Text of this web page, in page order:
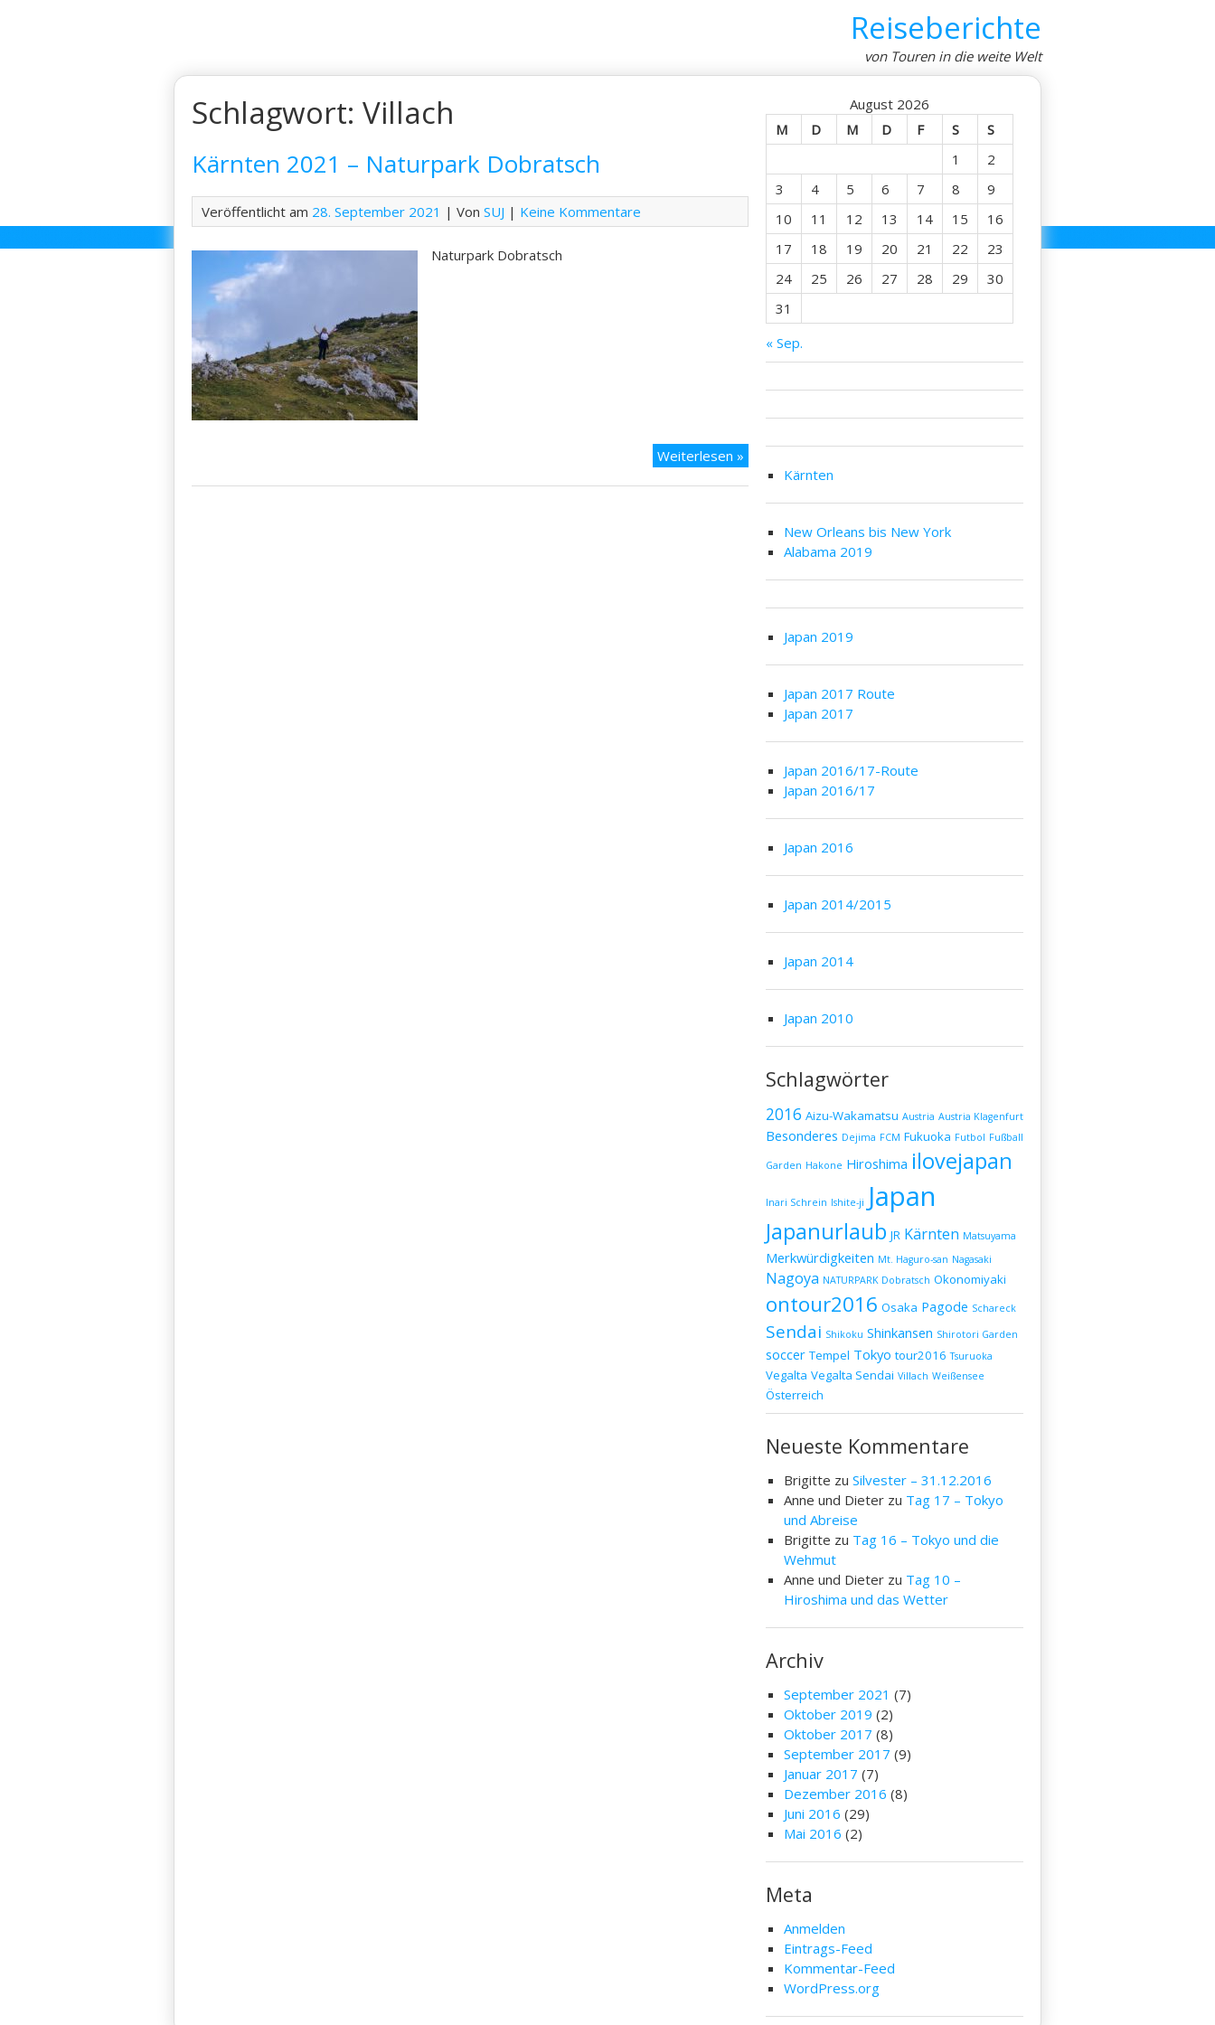
Reiseberichte
von Touren in die weite Welt
Schlagwort:Villach
Kärnten 2021 – Naturpark Dobratsch
Veröffentlicht am 28. September 2021 | VonSUJ | Keine Kommentare
Naturpark Dobratsch
Weiterlesen »
2021
Dobratsch
August 2026
M
D M D F S
S
1
2
3
4 5 6 7 8
9
10
11 12 13 14 15
16
17
18 19 20 21 22
23
24
25 26 27 28 29
30
31
« Sep.
Kärnten
New Orleans bis New York
Alabama 2019
Japan 2019
Japan 2017 Route
Japan 2017
Japan 2016/17-Route
Japan 2016/17
Japan 2016
Japan 2014/2015
Japan 2014
Japan 2010
Schlagwörter
2016 Aizu-Wakamatsu Austria Austria Klagenfurt
Besonderes Dejima FCM Fukuoka Futbol Fußball
Garden Hakone Hiroshima ilovejapan
Inari Schrein Ishite-ji Japan
Japanurlaub JR Kärnten Matsuyama
Merkwürdigkeiten Mt. Haguro-san Nagasaki
Nagoya NATURPARK Dobratsch Okonomiyaki
ontour2016 Osaka Pagode Schareck
Sendai Shikoku Shinkansen Shirotori Garden
soccer Tempel Tokyo tour2016 Tsuruoka
Vegalta Vegalta Sendai Villach Weißensee
Österreich
Neueste Kommentare
Brigitte zu Silvester – 31.12.2016
Anne und Dieterzu Tag 17 – Tokyo
und Abreise
Brigitte zu Tag 16 – Tokyo und die
Wehmut
Anne und Dieterzu Tag 10 –
Hiroshima und das Wetter
Archiv
September 2021 (7)
Oktober 2019 (2)
Oktober 2017 (8)
September 2017 (9)
Januar 2017 (7)
Dezember 2016 (8)
Juni 2016 (29)
Mai 2016 (2)
Meta
Anmelden
Eintrags-Feed
Kommentar-Feed
WordPress.org